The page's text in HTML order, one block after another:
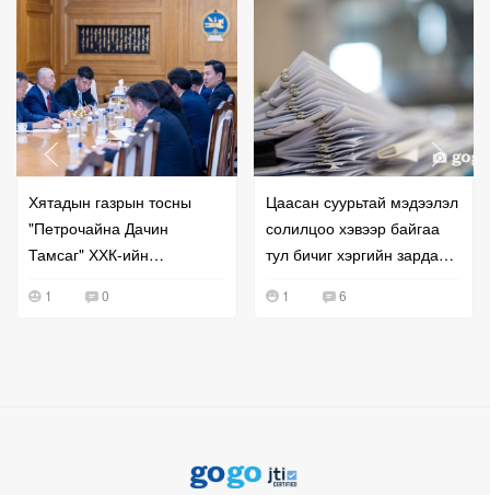
Хятадын газрын тосны
"Петрочайна Дачин
Тамсаг" ХХК-ийн
1 0
Цаасан суурьтай мэдээлэл
солилцоо хэвээр байгаа
тул бичиг хэргийн зардал
1 6